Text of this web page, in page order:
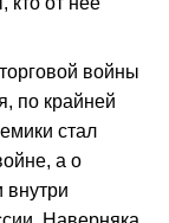
войны
по крайней
стал
а о
внутри